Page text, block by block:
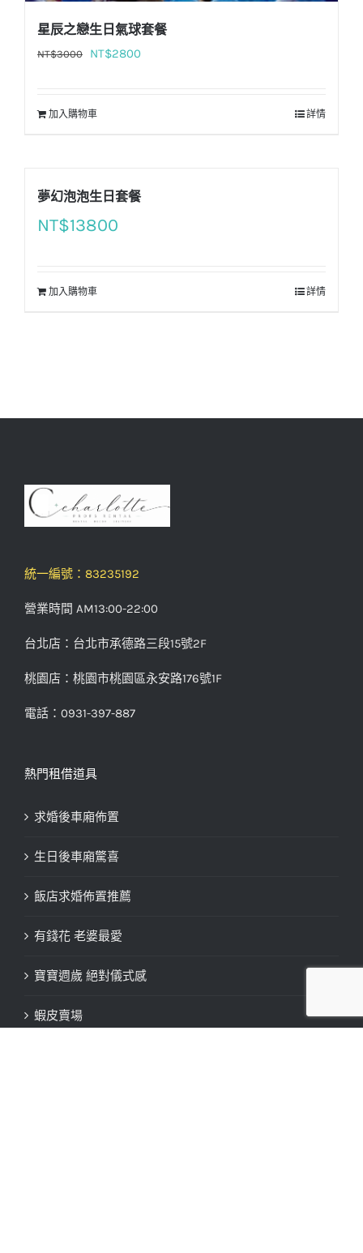
星辰之戀生日氣球套餐
NT$3000
原
格：
NT$2800
加入購物車 詳情
夢幻泡泡生日套餐
NT$13800
加入購物車 詳情
統一編號：83235192
營業時間 AM13:00-22:00
台北店：台北市承德路三段15號2F
桃園店：桃園市桃園區永安路176號1F
電話：0931-397-887
熱門租借道具
求婚後車廂佈置
生日後車廂驚喜
飯店求婚佈置推薦
有錢花 老婆最愛
寶寶週歲 絕對儀式感
蝦皮賣場